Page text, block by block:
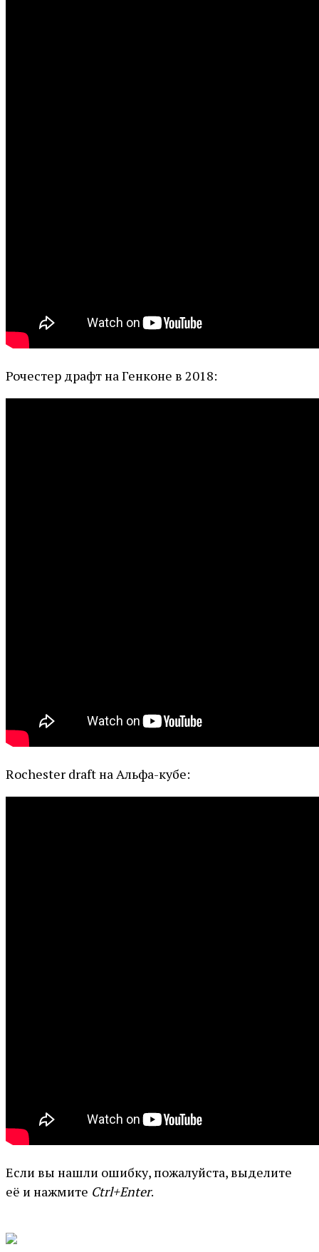
Рочестер драфт на Генконе в 2018:
Rochester draft на Альфа-кубе:
Если вы нашли ошибку, пожалуйста, выделите
её и нажмите Ctrl+Enter.